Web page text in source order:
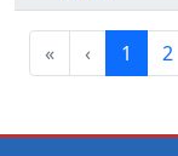
« ‹ 1 2